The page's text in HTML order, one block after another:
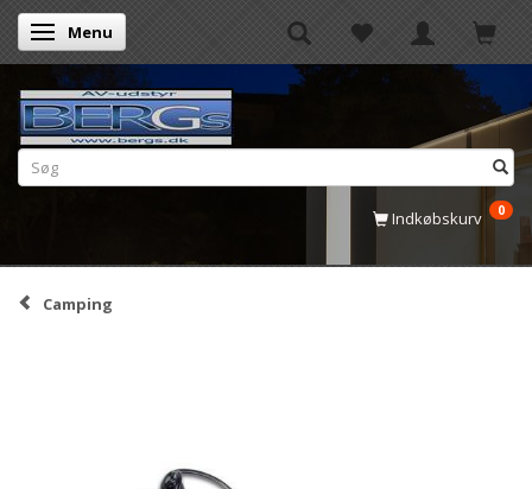
Skifte navigation
Menu
Indkøbskurv 0
Camping